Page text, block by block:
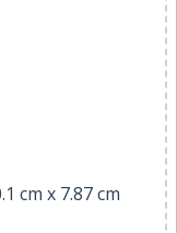
cm x 7.87 cm